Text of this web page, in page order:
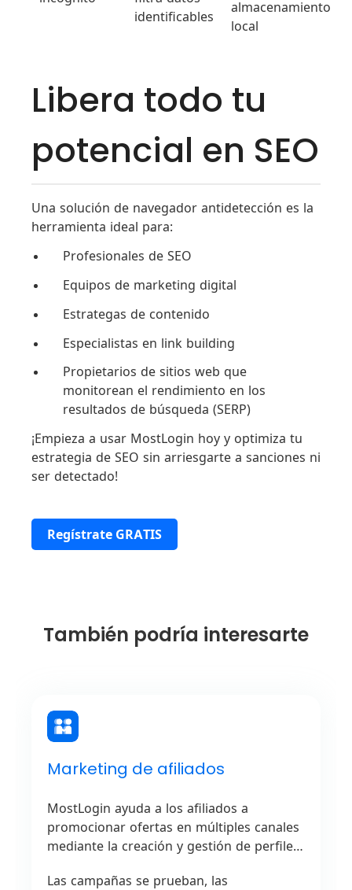
identificables
almacenamiento
local
Libera todo tu
potencial en SEO
Una solución de navegador antidetección es la
herramienta ideal para:
Profesionales de SEO
Equipos de marketing digital
Estrategas de contenido
Especialistas en link building
Propietarios de sitios web que
monitorean el rendimiento en los
resultados de búsqueda (SERP)
¡Empieza a usar MostLogin hoy y optimiza tu
estrategia de SEO sin arriesgarte a sanciones ni
ser detectado!
Regístrate GRATIS
También podría interesarte
Marketing de afiliados
MostLogin ayuda a los afiliados a
promocionar ofertas en múltiples canales
mediante la creación y gestión de perfiles
Las campañas se prueban, las